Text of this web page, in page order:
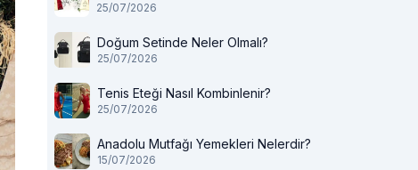
Var?
25/07/2026
Doğum Setinde Neler Olmalı?
25/07/2026
Tenis Eteği Nasıl Kombinlenir?
25/07/2026
Anadolu Mutfağı Yemekleri Nelerdir?
15/07/2026